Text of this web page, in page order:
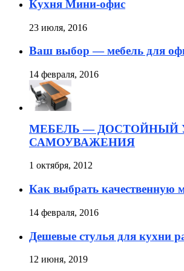
Кухня Мини-офис
23 июля, 2016
Ваш выбор — мебель для
14 февраля, 2016
МЕБЕЛЬ — ДОСТОЙНЫЙ
САМОУВАЖЕНИЯ
1 октября, 2012
Как выбрать качественную
14 февраля, 2016
Дешевые стулья для кухни
12 июня, 2019